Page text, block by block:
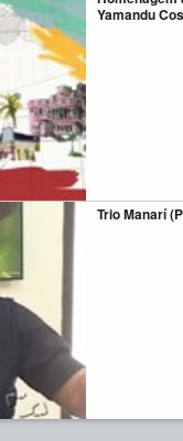
Yamandu
Trio Manarí